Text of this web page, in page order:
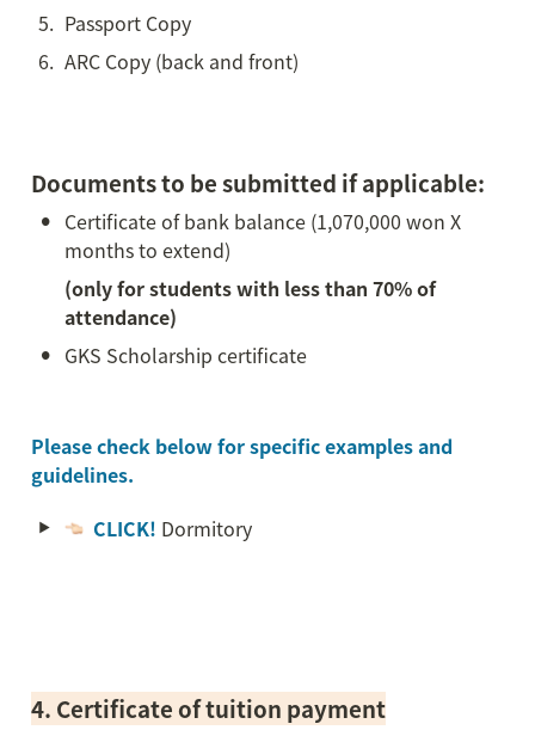
5. Passport Copy
6. ARC Copy (back and front)
Documents to be submitted if applicable:
• Certificate of bank balance (1,070,000 won X
months to extend)
(only for students with less than 70% of
attendance)
• GKS Scholarship certificate
Please check below for specific examples and
guidelines.
CLICK! Dormitory
4. Certificate of tuition payment